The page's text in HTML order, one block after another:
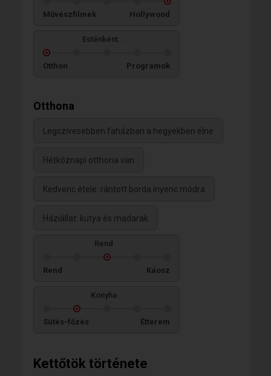
Kettőtök története
Művészfilmek Hollywood
Esténként...
Otthon Programok
Otthona
Legszívesebben faházban a hegyekben élne
Hétköznapi otthona van
Kedvenc étele: rántott borda ínyenc módra
Háziállat: kutya és madarak
Rend
Rend Káosz
Konyha
Sütés-főzés Étterem